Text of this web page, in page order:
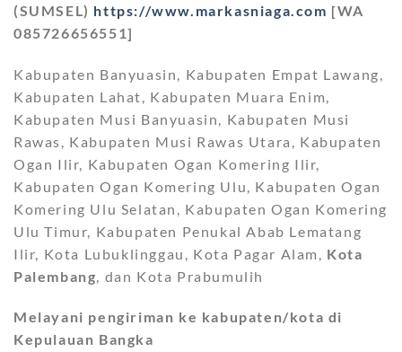
(SUMSEL) https://www.markasniaga.com [WA
085726656551]
Kabupaten Banyuasin, Kabupaten Empat Lawang,
Kabupaten Lahat, Kabupaten Muara Enim,
Kabupaten Musi Banyuasin, Kabupaten Musi
Rawas, Kabupaten Musi Rawas Utara, Kabupaten
Ogan Ilir, Kabupaten Ogan Komering Ilir,
Kabupaten Ogan Komering Ulu, Kabupaten Ogan
Komering Ulu Selatan, Kabupaten Ogan Komering
Ulu Timur, Kabupaten Penukal Abab Lematang
Ilir, Kota Lubuklinggau, Kota Pagar Alam, Kota
Palembang , dan Kota Prabumulih
Melayani pengiriman ke kabupaten/kota di
Kepulauan Bangka